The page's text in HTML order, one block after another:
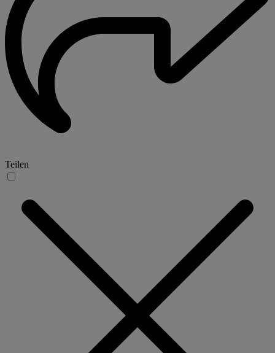
Teilen